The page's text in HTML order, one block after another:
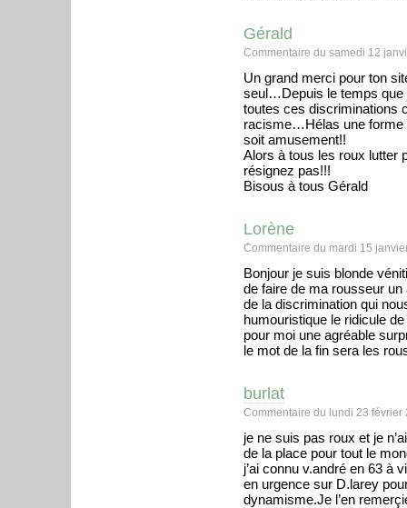
Gérald
Commentaire du samedi 12
Un grand merci pour ton
seul…Depuis le temps que
toutes ces discriminations
racisme…Hélas une forme
soit amusement!!
Alors à tous les roux lutter
résignez pas!!!
Bisous à tous Gérald
Lorène
Commentaire du mardi 15
Bonjour je suis blonde
de faire de ma rousseur un
de la discrimination qui
humouristique le ridicule
pour moi une agréable
le mot de la fin sera les
burlat
Commentaire du lundi 23 février
je ne suis pas roux et je
de la place pour tout le
j’ai connu v.andré en 63 à
en urgence sur D.larey
dynamisme.Je l’en